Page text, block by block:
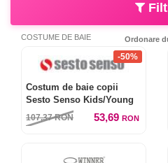
COSTUME DE BAIE Ordonare
-50%
Costum de baie copii
Sesto Senso Kids/Young
107,37RON 53,69 RON